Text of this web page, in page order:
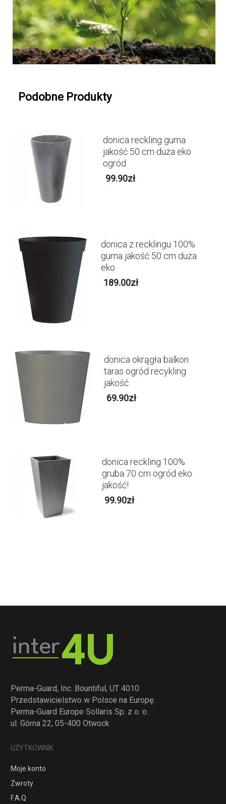
Podobne Produkty
donica reckling guma
jakość 50 cm duża eko
ogród
99.90zł
donica z recklingu 100%
guma jakość 50 cm duża
eko
189.00zł
donica okrągła balkon
taras ogród recykling
jakość
69.90zł
donica reckling 100%
gruba 70 cm ogród eko
jakość!
99.90zł
Perma-Guard, Inc. Bountiful, UT 4010
Przedstawicielstwo w Polsce na Europę:
Perma-Guard Europe Sollaris Sp. z o. o.
ul. Górna 22, 05-400 Otwock
UŻYTKOWNIK
Moje konto
Zwroty
F.A.Q